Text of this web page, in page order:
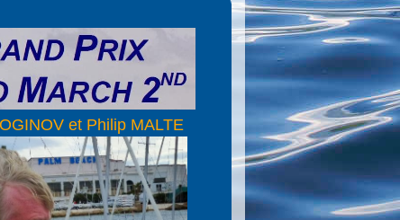
et Philip MALTE